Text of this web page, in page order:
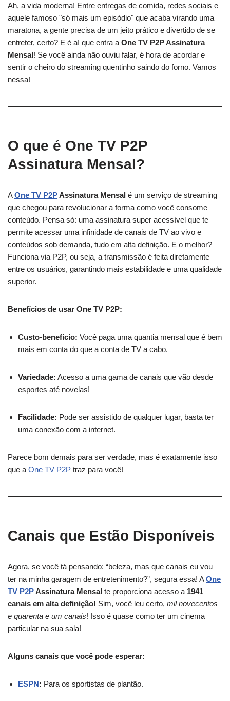
Ah, a vida moderna! Entre entregas de comida, redes sociais e
aquele famoso "só mais um episódio" que acaba virando uma
maratona, a gente precisa de um jeito prático e divertido de se
entreter, certo? E é aí que entra a One TV P2P Assinatura
Mensal! Se você ainda não ouviu falar, é hora de acordar e
sentir o cheiro do streaming quentinho saindo do forno. Vamos
nessa!
O que é One TV P2P
Assinatura Mensal?
AOne TV P2PAssinatura Mensal é um serviço de streaming
que chegou para revolucionar a forma como você consome
conteúdo. Pensa só: uma assinatura super acessível que te
permite acessar uma infinidade de canais de TV ao vivo e
conteúdos sob demanda, tudo em alta definição. E o melhor?
Funciona via P2P, ou seja, a transmissão é feita diretamente
entre os usuários, garantindo mais estabilidade e uma qualidade
superior.
Benefícios de usar One TV P2P:
Custo-benefício: Você paga uma quantia mensal que é bem
mais em conta do que a conta de TV a cabo.
Variedade: Acesso a uma gama de canais que vão desde
esportes até novelas!
Facilidade: Pode ser assistido de qualquer lugar, basta ter
uma conexão com a internet.
Parece bom demais para ser verdade, mas é exatamente isso
que a One TV P2P traz para você!
Canais que Estão Disponíveis
Agora, se você tá pensando: “beleza, mas que canais eu vou
ter na minha garagem de entretenimento?”, segura essa! AOne
TV P2PAssinatura Mensal te proporciona acesso a 1941
canais em alta definição! Sim, você leu certo, mil novecentos
e quarenta e um canais! Isso é quase como ter um cinema
particular na sua sala!
Alguns canais que você pode esperar:
ESPN: Para os sportistas de plantão.